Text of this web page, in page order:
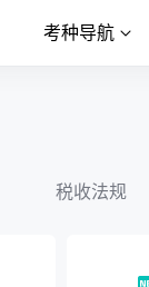
考种导航
税收法规